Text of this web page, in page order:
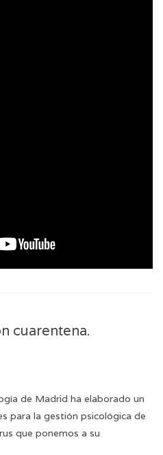
cuarentena.
de Madrid ha elaborado un
para la gestión psicológica de
que ponemos a su